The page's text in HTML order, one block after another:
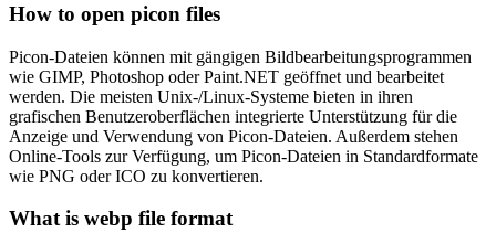
How to open picon files
Picon-Dateien können mit gängigen Bildbearbeitungsprogrammen
wie GIMP, Photoshop oder Paint.NET geöffnet und bearbeitet
werden. Die meisten Unix-/Linux-Systeme bieten in ihren
grafischen Benutzeroberflächen integrierte Unterstützung für die
Anzeige und Verwendung von Picon-Dateien. Außerdem stehen
Online-Tools zur Verfügung, um Picon-Dateien in Standardformate
wie PNG oder ICO zu konvertieren.
What is webp file format